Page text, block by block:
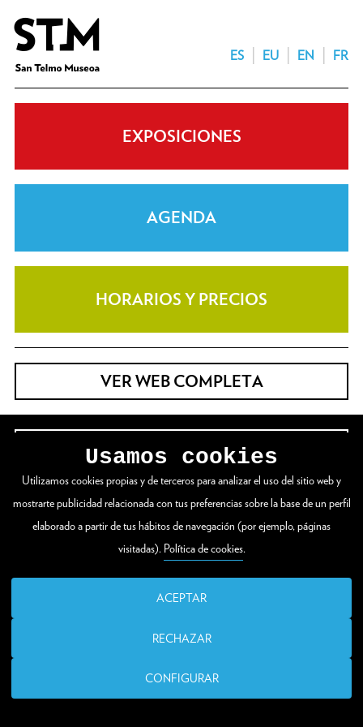
ES EU EN FR
EXPOSICIONES
AGENDA
HORARIOS Y PRECIOS
VER WEB COMPLETA
Zuloaga plaza 1
20003 Donostia / San Sebastián
T. (00 34) 943 48 15 80
santelmo@donostia.eus
Usamos cookies
Utilizamos cookies propias y de terceros para analizar el uso del sitio web y
mostrarte publicidad relacionada con tus preferencias sobre la base de un perfil
elaborado a partir de tus hábitos de navegación (por ejemplo, páginas
visitadas). Política de cookies.
CONFIGURAR
RECHAZAR
ACEPTAR